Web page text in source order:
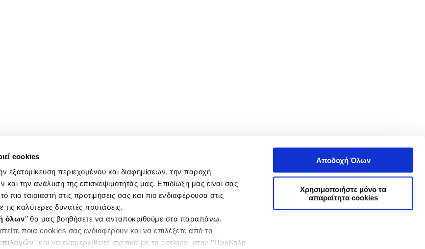
cookies
εξατομίκευση περιεχομένου και διαφημίσεων, την παροχή
και την ανάλυση της επισκεψιμότητάς μας. Επιδίωξη μας είναι σας
ταιριαστή στις προτιμήσεις σας και πιο ενδιαφέρουσα στις
καλύτερες δυνατές προτάσεις.
όλων’’ θα μας βοηθήσετε να ανταποκριθούμε στα παραπάνω.
ποια cookies σας ενδιαφέρουν και να επιλέξετε από τα
΄΄και να ενημερωθείτε σχετικά με τα cookies στην ‘’Προβολή
Αποδοχή Όλων
Χρησιμοποιήστε μόνο τα
απαραίτητα cookies